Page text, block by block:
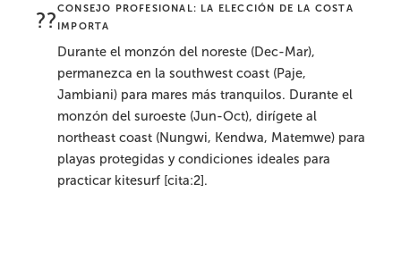
??CONSEJO PROFESIONAL: LA ELECCIÓN DE LA COSTA
IMPORTA
Durante el monzón del noreste (Dec-Mar),
permanezca en la southwest coast (Paje,
Jambiani) para mares más tranquilos. Durante el
monzón del suroeste (Jun-Oct), dirígete al
northeast coast (Nungwi, Kendwa, Matemwe) para
playas protegidas y condiciones ideales para
practicar kitesurf [cita:2].